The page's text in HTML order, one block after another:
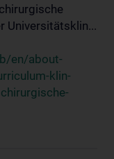
Universitätsklin...
en/about-
klin-